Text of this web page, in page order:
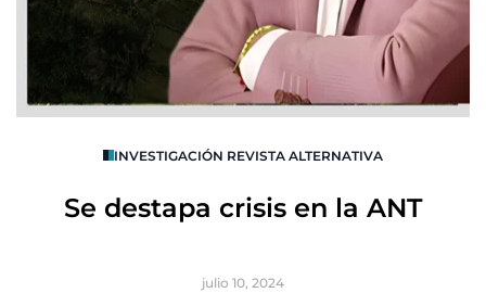
INVESTIGACIÓN REVISTA ALTERNATIVA
Se destapa crisis en la ANT
julio 10, 2024